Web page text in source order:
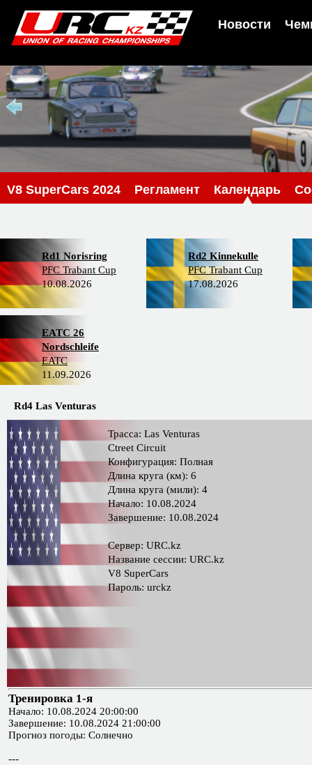
Новости
V8 SuperCars 2024 Регламент Календарь
Rd1 Norisring
PFC Trabant Cup
10.08.2026
Rd2 Kinnekulle
PFC Trabant Cup
17.08.2026
EATC 26
Nordschleife
EATC
11.09.2026
Rd4 Las Venturas
Трасса: Las Venturas
Ctreet Circuit
Конфигурация: Полная
Длина круга (км): 6
Длина круга (мили): 4
Начало: 10.08.2024
Завершение: 10.08.2024
Сервер: URC.kz
Название сессии: URC.kz
V8 SuperCars
Пароль: urckz
Тренировка 1-я
Начало: 10.08.2024 20:00:00
Завершение: 10.08.2024 21:00:00
Прогноз погоды: Солнечно
---